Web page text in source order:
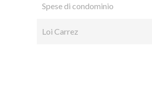
Spese di condominio
Loi Carrez